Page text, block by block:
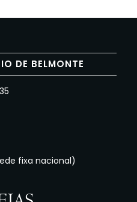
DE BELMONTE
fixa nacional)